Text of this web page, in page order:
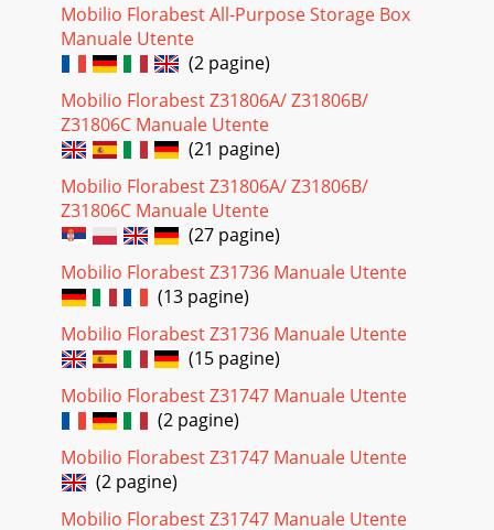
Mobilio Florabest All-Purpose Storage Box
Manuale Utente
(2 pagine)
Mobilio Florabest Z31806A/ Z31806B/
Z31806C Manuale Utente
(21 pagine)
Mobilio Florabest Z31806A/ Z31806B/
Z31806C Manuale Utente
(27 pagine)
Mobilio Florabest Z31736 Manuale Utente
(13 pagine)
Mobilio Florabest Z31736 Manuale Utente
(15 pagine)
Mobilio Florabest Z31747 Manuale Utente
(2 pagine)
Mobilio Florabest Z31747 Manuale Utente
(2 pagine)
Mobilio Florabest Z31747 Manuale Utente